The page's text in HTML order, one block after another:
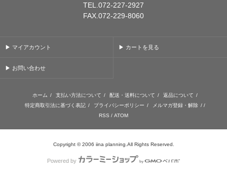
TEL.072-227-2927
FAX.072-229-8060
▶ マイアカウント ▶ カートを見る
▶ お問い合わせ
ホーム / 支払い方法について / 配送・送料について / 返品について /
特定商取引法に基づく表記 / プライバシーポリシー / メルマガ登録・解除 / /
RSS / ATOM
Copyright © 2006 iina planning.All Rights Reserved.
Powered by